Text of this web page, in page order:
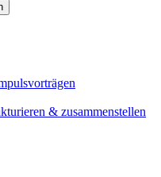
& zusammenstellen